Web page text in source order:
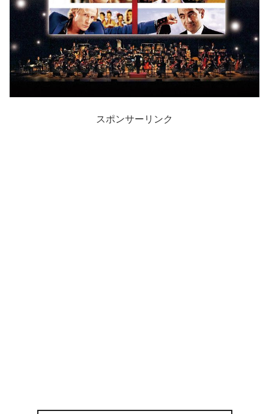
スポンサーリンク